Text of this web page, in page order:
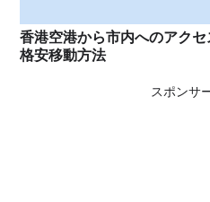
香港空港から市内へのアク
格安移動方法
スポンサ